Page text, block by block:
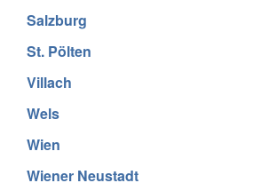
Salzburg
St. Pölten
Villach
Wels
Wien
Wiener Neustadt